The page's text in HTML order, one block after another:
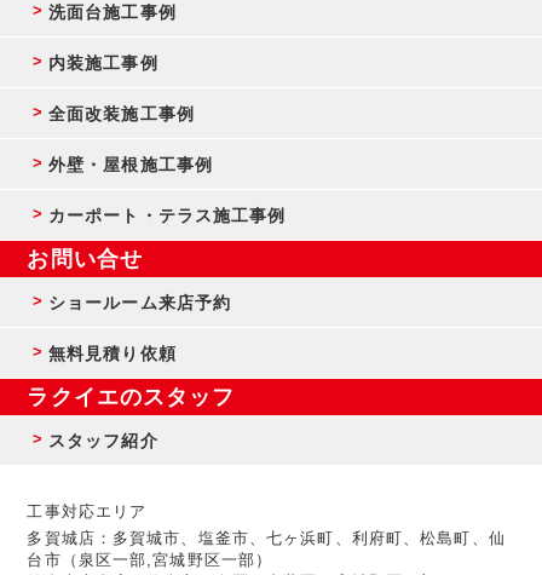
洗面台施工事例
内装施工事例
全面改装施工事例
外壁・屋根施工事例
カーポート・テラス施工事例
お問い合せ
ショールーム来店予約
無料見積り依頼
ラクイエのスタッフ
スタッフ紹介
工事対応エリア
多賀城店：多賀城市、塩釜市、七ヶ浜町、利府町、松島町、仙
台市（泉区一部,宮城野区一部）